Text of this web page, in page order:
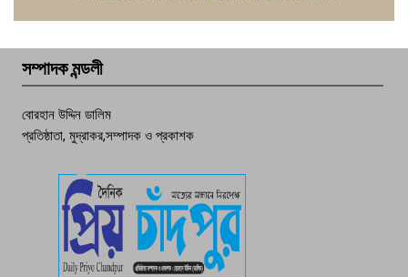
পচা দুর্গন্ধে ৯৯৯-এ ফোন, ফরিদগঞ্জে
তরুণের অর্ধগলিত লাশ উদ্ধার
সম্পাদক মন্ডলী
বোরহান উদ্দিন ডালিম
প্রতিষ্ঠাতা, মুদ্রাকর,সম্পাদক ও প্রকাশক